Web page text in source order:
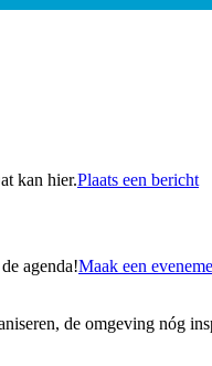
kan hier.Plaats een bericht
agenda!Maak een
de omgeving nóg